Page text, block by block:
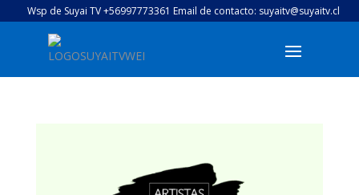
Wsp de Suyai TV +56997773361 Email de contacto: suyaitv@suyaitv.cl